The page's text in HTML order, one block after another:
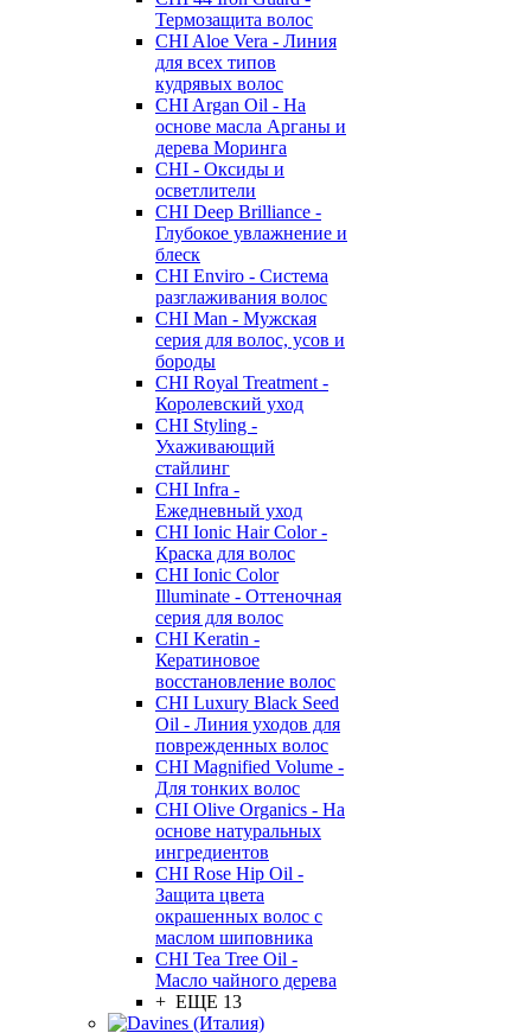
Термозащита волос
CHI Aloe Vera - Линия
для всех типов
кудрявых волос
CHI Argan Oil - На
основе масла Арганы и
дерева Моринга
CHI - Оксиды и
осветлители
CHI Deep Brilliance -
Глубокое увлажнение и
блеск
CHI Enviro - Система
разглаживания волос
CHI Man - Мужская
серия для волос, усов и
бороды
CHI Royal Treatment -
Королевский уход
CHI Styling -
Ухаживающий
стайлинг
CHI Infra -
Ежедневный уход
CHI Ionic Hair Color -
Краска для волос
CHI Ionic Color
Illuminate - Оттеночная
серия для волос
CHI Keratin -
Кератиновое
восстановление волос
CHI Luxury Black Seed
Oil - Линия уходов для
поврежденных волос
CHI Magnified Volume -
Для тонких волос
CHI Olive Organics - На
основе натуральных
ингредиентов
CHI Rose Hip Oil -
Защита цвета
окрашенных волос с
маслом шиповника
CHI Tea Tree Oil -
Масло чайного дерева
+ ЕЩЕ 13